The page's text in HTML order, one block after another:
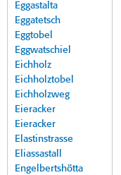
Eggastalta
Eggatetsch
Eggtobel
Eggwatschiel
Eichholz
Eichholztobel
Eichholzweg
Eieracker
Eieracker
Elastinstrasse
Eliassastall
Engelbertshötta